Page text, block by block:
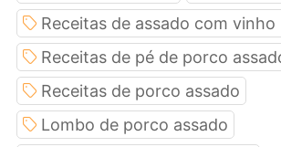
Receitas de assado com vinho
Receitas de pé de porco
Receitas de porco assado
Lombo de porco assado